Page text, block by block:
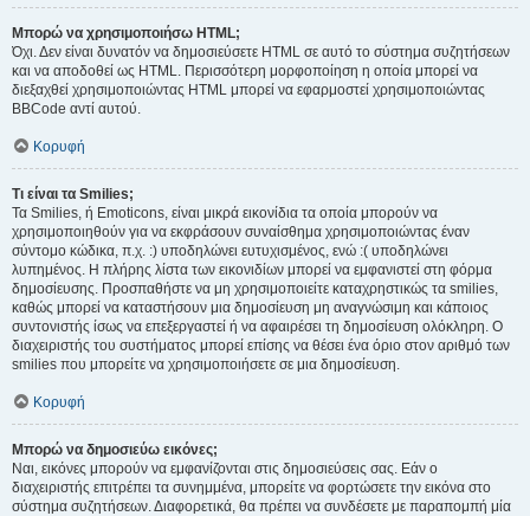
Μπορώ να χρησιμοποιήσω HTML;
Όχι. Δεν είναι δυνατόν να δημοσιεύσετε HTML σε αυτό το σύστημα συζητήσεων
και να αποδοθεί ως HTML. Περισσότερη μορφοποίηση η οποία μπορεί να
διεξαχθεί χρησιμοποιώντας HTML μπορεί να εφαρμοστεί χρησιμοποιώντας
BBCode αντί αυτού.
Κορυφή
Τι είναι τα Smilies;
Τα Smilies, ή Emoticons, είναι μικρά εικονίδια τα οποία μπορούν να
χρησιμοποιηθούν για να εκφράσουν συναίσθημα χρησιμοποιώντας έναν
σύντομο κώδικα, π.χ. :) υποδηλώνει ευτυχισμένος, ενώ :( υποδηλώνει
λυπημένος. Η πλήρης λίστα των εικονιδίων μπορεί να εμφανιστεί στη φόρμα
δημοσίευσης. Προσπαθήστε να μη χρησιμοποιείτε καταχρηστικώς τα smilies,
καθώς μπορεί να καταστήσουν μια δημοσίευση μη αναγνώσιμη και κάποιος
συντονιστής ίσως να επεξεργαστεί ή να αφαιρέσει τη δημοσίευση ολόκληρη. Ο
διαχειριστής του συστήματος μπορεί επίσης να θέσει ένα όριο στον αριθμό των
smilies που μπορείτε να χρησιμοποιήσετε σε μια δημοσίευση.
Κορυφή
Μπορώ να δημοσιεύω εικόνες;
Ναι, εικόνες μπορούν να εμφανίζονται στις δημοσιεύσεις σας. Εάν ο
διαχειριστής επιτρέπει τα συνημμένα, μπορείτε να φορτώσετε την εικόνα στο
σύστημα συζητήσεων. Διαφορετικά, θα πρέπει να συνδέσετε με παραπομπή μία